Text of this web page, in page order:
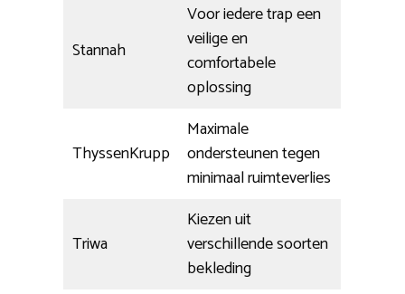
Stannah
Voor iedere trap een
veilige en
comfortabele
oplossing
ThyssenKrupp
Maximale
ondersteunen tegen
minimaal ruimteverlies
Triwa
Kiezen uit
verschillende soorten
bekleding